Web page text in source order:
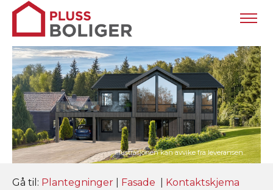
Gå til: Plantegninger Fasade Kontaktskjema